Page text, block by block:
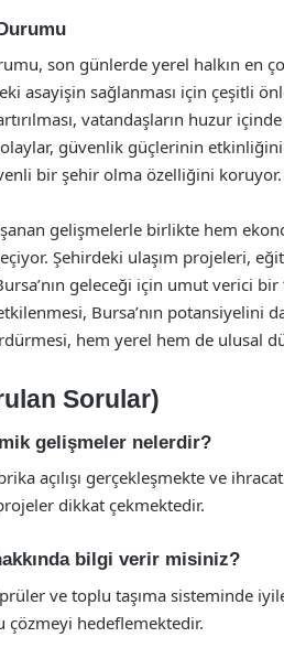
son günlerde yerel halkın en
asayişin sağlanması için çeşitli
vatandaşların huzur
güvenlik güçlerinin
bir şehir olma özelliğini koruyor.
gelişmelerle birlikte hem
Şehirdeki ulaşım projeleri,
geleceği için umut verici
Bursa’nın potansiyelini
hem yerel hem de ulusal
Sorular)
gelişmeler nelerdir?
açılışı gerçekleşmekte ve
dikkat çekmektedir.
bilgi verir misiniz?
ve toplu taşıma sisteminde
hedeflemektedir.